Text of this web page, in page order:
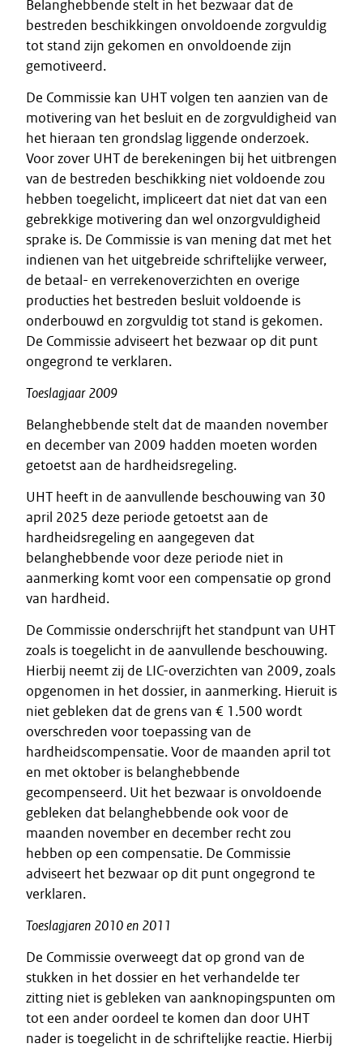
Belanghebbende stelt in het bezwaar dat de
bestreden beschikkingen onvoldoende zorgvuldig
tot stand zijn gekomen en onvoldoende zijn
gemotiveerd.
De Commissie kan UHT volgen ten aanzien van de
motivering van het besluit en de zorgvuldigheid van
het hieraan ten grondslag liggende onderzoek.
Voor zover UHT de berekeningen bij het uitbrengen
van de bestreden beschikking niet voldoende zou
hebben toegelicht, impliceert dat niet dat van een
gebrekkige motivering dan wel onzorgvuldigheid
sprake is. De Commissie is van mening dat met het
indienen van het uitgebreide schriftelijke verweer,
de betaal- en verrekenoverzichten en overige
producties het bestreden besluit voldoende is
onderbouwd en zorgvuldig tot stand is gekomen.
De Commissie adviseert het bezwaar op dit punt
ongegrond te verklaren.
Toeslagjaar 2009
Belanghebbende stelt dat de maanden november
en december van 2009 hadden moeten worden
getoetst aan de hardheidsregeling.
UHT heeft in de aanvullende beschouwing van 30
april 2025 deze periode getoetst aan de
hardheidsregeling en aangegeven dat
belanghebbende voor deze periode niet in
aanmerking komt voor een compensatie op grond
van hardheid.
De Commissie onderschrijft het standpunt van UHT
zoals is toegelicht in de aanvullende beschouwing.
Hierbij neemt zij de LIC-overzichten van 2009, zoals
opgenomen in het dossier, in aanmerking. Hieruit is
niet gebleken dat de grens van € 1.500 wordt
overschreden voor toepassing van de
hardheidscompensatie. Voor de maanden april tot
en met oktober is belanghebbende
gecompenseerd. Uit het bezwaar is onvoldoende
gebleken dat belanghebbende ook voor de
maanden november en december recht zou
hebben op een compensatie. De Commissie
adviseert het bezwaar op dit punt ongegrond te
verklaren.
Toeslagjaren 2010en 2011
De Commissie overweegt dat op grond van de
stukken in het dossier en het verhandelde ter
zitting niet is gebleken van aanknopingspunten om
tot een ander oordeel te komen dan door UHT
nader is toegelicht in de schriftelijke reactie. Hierbij